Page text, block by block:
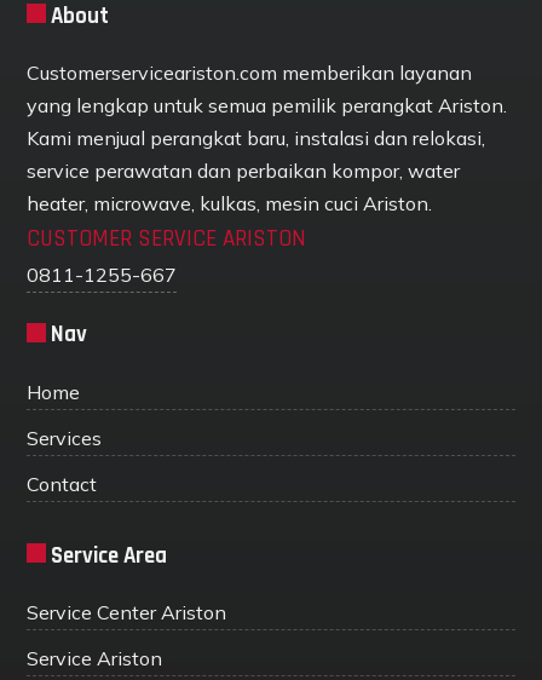
About
Customerserviceariston.com memberikan layanan
yang lengkap untuk semua pemilik perangkat Ariston.
Kami menjual perangkat baru, instalasi dan relokasi,
service perawatan dan perbaikan kompor, water
heater, microwave, kulkas, mesin cuci Ariston.
CUSTOMER SERVICE ARISTON
0811-1255-667
Nav
Home
Services
Contact
Service Area
Service Center Ariston
Service Ariston